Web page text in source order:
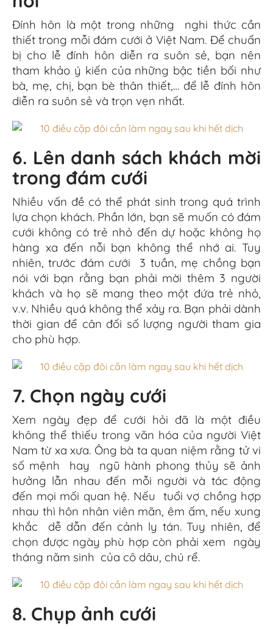
Đính hôn là một trong những nghi thức cần
thiết trong mỗi đám cưới ở Việt Nam. Để chuẩn
bị cho lễ đính hôn diễn ra suôn sẻ, bạn nên
tham khảo ý kiến ​​của những bậc tiền bối như
bà, mẹ, chị, bạn bè thân thiết,… để lễ đính hôn
diễn ra suôn sẻ và trọn vẹn nhất.
6. Lên danh sách khách mời
trong đám cưới
Nhiều vấn đề có thể phát sinh trong quá trình
lựa chọn khách. Phần lớn, bạn sẽ muốn có đám
cưới không có trẻ nhỏ đến dự hoặc không họ
hàng xa đến nỗi bạn không thể nhớ ai. Tuy
nhiên, trước đám cưới 3 tuần, mẹ chồng bạn
nói với bạn rằng bạn phải mời thêm 3 người
khách và họ sẽ mang theo một đứa trẻ nhỏ,
v.v. Nhiều quá không thể xảy ra. Bạn phải dành
thời gian để cân đối số lượng người tham gia
cho phù hợp.
7. Chọn ngày cưới
Xem ngày đẹp để cưới hỏi đã là một điều
không thể thiếu trong văn hóa của người Việt
Nam từ xa xưa. Ông bà ta quan niệm rằng tử vi
số mệnh hay ngũ hành phong thủy sẽ ảnh
hưởng lẫn nhau đến mỗi người và tác động
đến mọi mối quan hệ. Nếu tuổi vợ chồng hợp
nhau thì hôn nhân viên mãn, êm ấm, nếu xung
khắc dễ dẫn đến cảnh ly tán. Tuy nhiên, để
chọn được ngày phù hợp còn phải xem ngày
tháng năm sinh của cô dâu, chú rể.
8. Chụp ảnh cưới